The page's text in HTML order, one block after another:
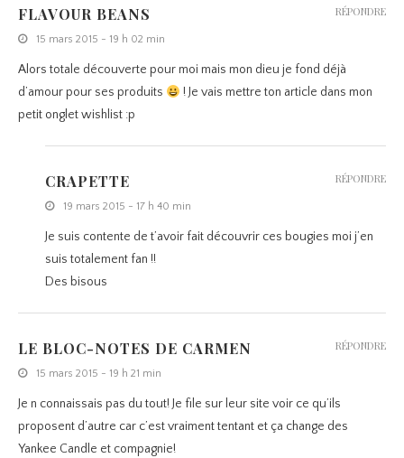
FLAVOUR BEANS
15 mars 2015 - 19 h 02 min
Alors totale découverte pour moi mais mon dieu je fond déjà
d’amour pour ses produits
! Je vais mettre ton article dans mon
petit onglet wishlist :p
RÉPONDRE
CRAPETTE
19 mars 2015 - 17 h 40 min
Je suis contente de t’avoir fait découvrir ces bougies moi j’en
suis totalement fan !!
Des bisous
RÉPONDRE
LE BLOC-NOTES DE CARMEN
15 mars 2015 - 19 h 21 min
Je n connaissais pas du tout! Je file sur leur site voir ce qu’ils
proposent d’autre car c’est vraiment tentant et ça change des
Yankee Candle et compagnie!
RÉPONDRE